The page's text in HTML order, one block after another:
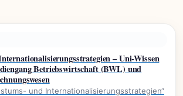
– Uni-Wissen
Betriebswirtschaft (BWL) und
und Internationalisierungsstrategien“